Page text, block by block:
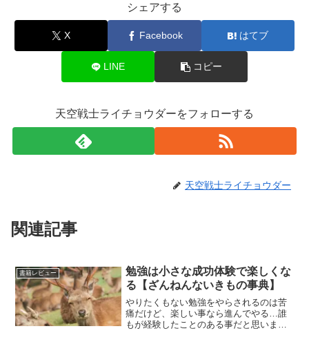
シェアする
X Facebook はてブ
LINE コピー
天空戦士ライチョウダーをフォローする
天空戦士ライチョウダー
関連記事
書籍レビュー
勉強は小さな成功体験で楽しくな
る【ざんねんないきもの事典】
やりたくもない勉強をやらされるのは苦
痛だけど、楽しい事なら進んでやる…誰
もが経験したことのある事だと思いま